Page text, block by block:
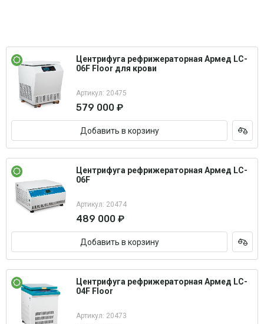
Центрифуга рефрижераторная Армед LC-
06F Floor для крови
Артикул: 20475
579 000 ₽
Добавить в корзину
Центрифуга рефрижераторная Армед LC-
06F
Артикул: 20474
489 000 ₽
Добавить в корзину
Центрифуга рефрижераторная Армед LC-
04F Floor
Артикул: 20473